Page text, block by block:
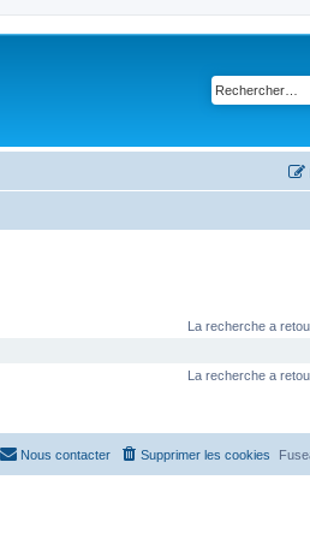
La recherche a
La recherche a
Supprimer les cookies
Nous contacter